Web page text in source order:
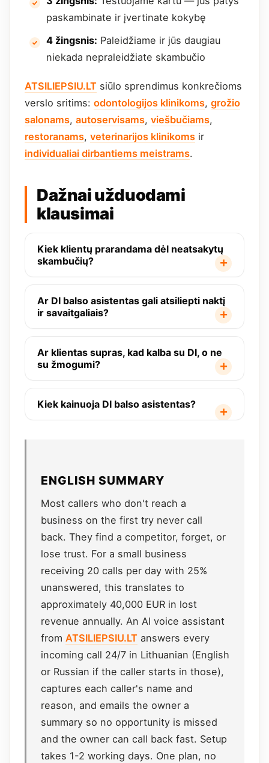
paskambinate ir įvertinate kokybę
4 žingsnis: Paleidžiame ir jūs daugiau
niekada nepraleidžiate skambučio
ATSILIEPSIU.LT siūlo sprendimus konkrečioms
verslo sritims: odontologijos klinikoms, grožio
salonams, autoservisams, viešbučiams,
restoranams, veterinarijos klinikoms ir
individualiai dirbantiems meistrams.
Dažnai užduodami
klausimai
Kiek klientų prarandama dėl neatsakytų
skambučių?
Ar DI balso asistentas gali atsiliepti naktį
ir savaitgaliais?
Ar klientas supras, kad kalba su DI, o ne
su žmogumi?
Kiek kainuoja DI balso asistentas?
ENGLISH SUMMARY
Most callers who don't reach a
business on the first try never call
back. They find a competitor, forget, or
lose trust. For a small business
receiving 20 calls per day with 25%
unanswered, this translates to
approximately 40,000 EUR in lost
revenue annually. An AI voice assistant
from ATSILIEPSIU.LT answers every
incoming call 24/7 in Lithuanian (English
or Russian if the caller starts in those),
captures each caller's name and
reason, and emails the owner a
summary so no opportunity is missed
and the owner can call back fast. Setup
takes 1-2 working days. One plan, no